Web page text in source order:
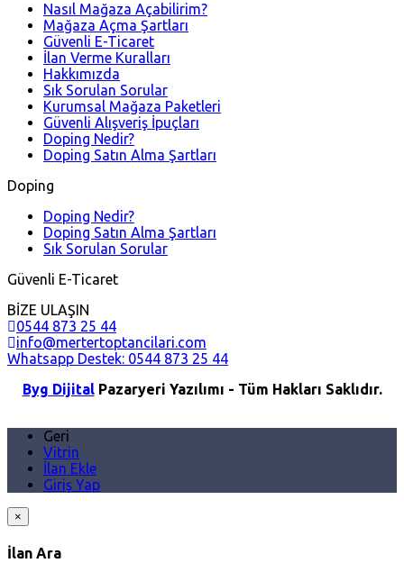
Nasıl Mağaza Açabilirim?
Mağaza Açma Şartları
Güvenli E-Ticaret
İlan Verme Kuralları
Hakkımızda
Sık Sorulan Sorular
Kurumsal Mağaza Paketleri
Güvenli Alışveriş İpuçları
Doping Nedir?
Doping Satın Alma Şartları
Doping
Doping Nedir?
Doping Satın Alma Şartları
Sık Sorulan Sorular
Güvenli E-Ticaret
BİZE ULAŞIN
0544 873 25 44
info@mertertoptancilari.com
Whatsapp Destek: 0544 873 25 44
Byg DijitalPazaryeri Yazılımı - Tüm Hakları Saklıdır.
Geri
Vitrin
İlan Ekle
Giriş Yap
×
İlan Ara